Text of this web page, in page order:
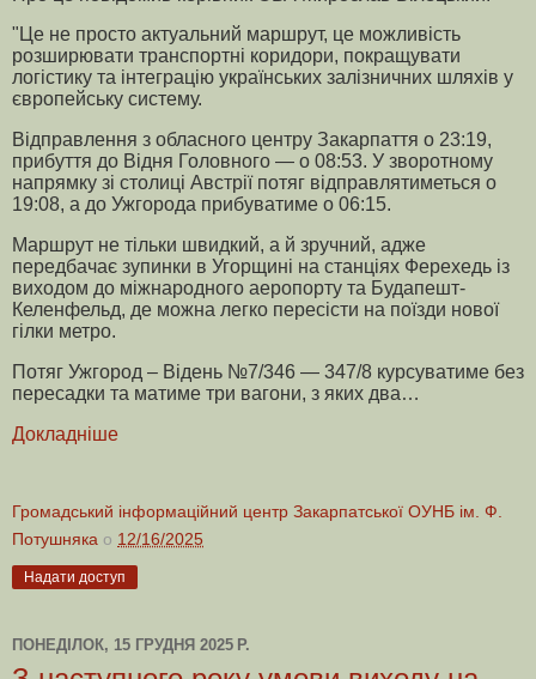
"Це не просто актуальний маршрут, це можливість
розширювати транспортні коридори, покращувати
логістику та інтеграцію українських залізничних шляхів у
європейську систему.
Відправлення з обласного центру Закарпаття о 23:19,
прибуття до Відня Головного — о 08:53. У зворотному
напрямку зі столиці Австрії потяг відправлятиметься о
19:08, а до Ужгорода прибуватиме о 06:15.
Маршрут не тільки швидкий, а й зручний, адже
передбачає зупинки в Угорщині на станціях Ферехедь із
виходом до міжнародного аеропорту та Будапешт-
Келенфельд, де можна легко пересісти на поїзди нової
гілки метро.
Потяг Ужгород – Відень №7/346 — 347/8 курсуватиме без
пересадки та матиме три вагони, з яких два…
Докладніше
Громадський інформаційний центр Закарпатської ОУНБ ім. Ф.
Потушняка о 12/16/2025
Надати доступ
ПОНЕДІЛОК, 15 ГРУДНЯ 2025 Р.